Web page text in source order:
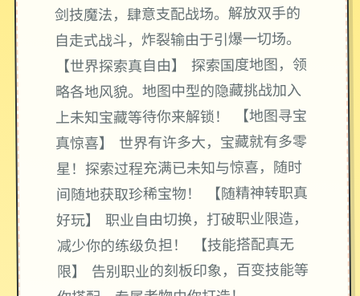
剑技魔法，肆意支配战场。解放双手的
自走式战斗，炸裂输由于引爆一切场。
【世界探索真自由】 探索国度地图，领
略各地风貌。地图中型的隐藏挑战加入
上未知宝藏等待你来解锁！ 【地图寻宝
真惊喜】 世界有许多大，宝藏就有多零
星！探索过程充满已未知与惊喜，随时
间随地获取珍稀宝物！ 【随精神转职真
好玩】 职业自由切换，打破职业限造，
减少你的练级负担！ 【技能搭配真无
限】 告别职业的刻板印象，百变技能等